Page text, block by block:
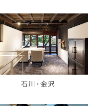
石川・金沢